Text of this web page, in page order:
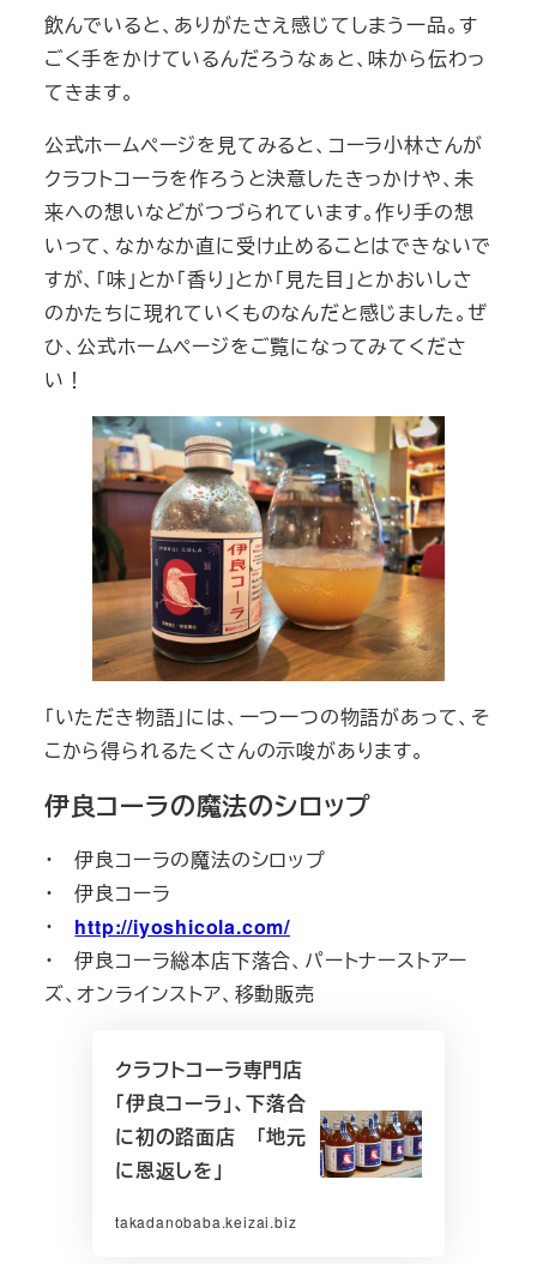
飲んでいると、ありがたさえ感じてしまう一品。す
ごく手をかけているんだろうなぁと、味から伝わっ
てきます。
公式ホームページを見てみると、コーラ小林さんが
クラフトコーラを作ろうと決意したきっかけや、未
来への想いなどがつづられています。作り手の想
いって、なかなか直に受け止めることはできないで
すが、「味」とか「香り」とか「見た目」とかおいしさ
のかたちに現れていくものなんだと感じました。ぜ
ひ、公式ホームページをご覧になってみてくださ
い！
「いただき物語」には、一つ一つの物語があって、そ
こから得られるたくさんの示唆があります。
伊良コーラの魔法のシロップ
・ 伊良コーラの魔法のシロップ
・ 伊良コーラ
・ http://iyoshicola.com/
・ 伊良コーラ総本店下落合、パートナーストアー
ズ、オンラインストア、移動販売
クラフトコーラ専門店
「伊良コーラ」、下落合
に初の路面店 「地元
に恩返しを」
takadanobaba.keizai.biz